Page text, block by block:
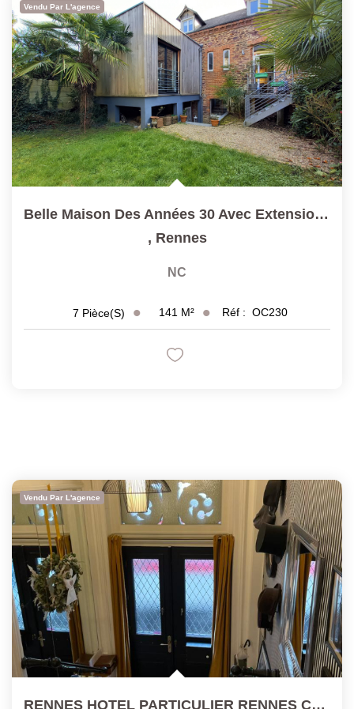
Vendu Par L'agence
Belle Maison Des Années 30 Avec Extension T7 141 M² ...
, Rennes
NC
7 Pièce(s) 141 M² Réf : OC230
Vendu Par L'agence
RENNES HOTEL PARTICULIER RENNES CENTRE Au Grand Confort De...